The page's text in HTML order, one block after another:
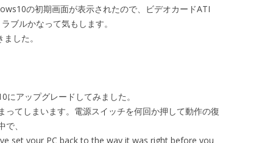
の初期画面が表示されたので、ビデオカードATI
ブルかなって気もします。
した。
アップグレードしてみました。
ってしまいます。電源スイッチを何回か押して動作の復
、
set your PC back to the way it was right before you